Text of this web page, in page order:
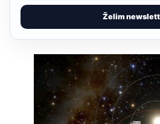
Želim